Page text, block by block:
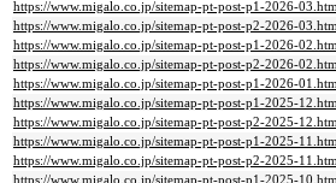
https://www.migalo.co.jp/sitemap-pt-post-p1-2026-
https://www.migalo.co.jp/sitemap-pt-post-p2-2026-
https://www.migalo.co.jp/sitemap-pt-post-p1-2026-
https://www.migalo.co.jp/sitemap-pt-post-p2-2026-
https://www.migalo.co.jp/sitemap-pt-post-p1-2026-
https://www.migalo.co.jp/sitemap-pt-post-p1-2025-
https://www.migalo.co.jp/sitemap-pt-post-p2-2025-
https://www.migalo.co.jp/sitemap-pt-post-p1-2025-
https://www.migalo.co.jp/sitemap-pt-post-p2-2025-
https://www.migalo.co.jp/sitemap-pt-post-p1-2025-